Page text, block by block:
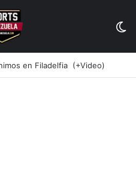
en Filadelfia (+Video)